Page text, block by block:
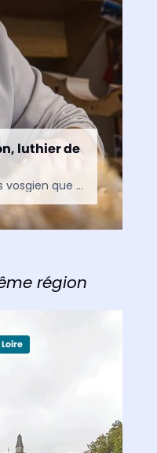
luthier de
C’est au cœur du pays vosgien que se cache la petite ville de Mirecourt. À peine cinq mille âmes, mais une réputation de capitale pour les musiciens. Mirecourt ? C’est…
région